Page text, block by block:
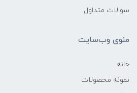
سوالات متداول
منوی وب‌سایت
خانه
نمونه محصولات